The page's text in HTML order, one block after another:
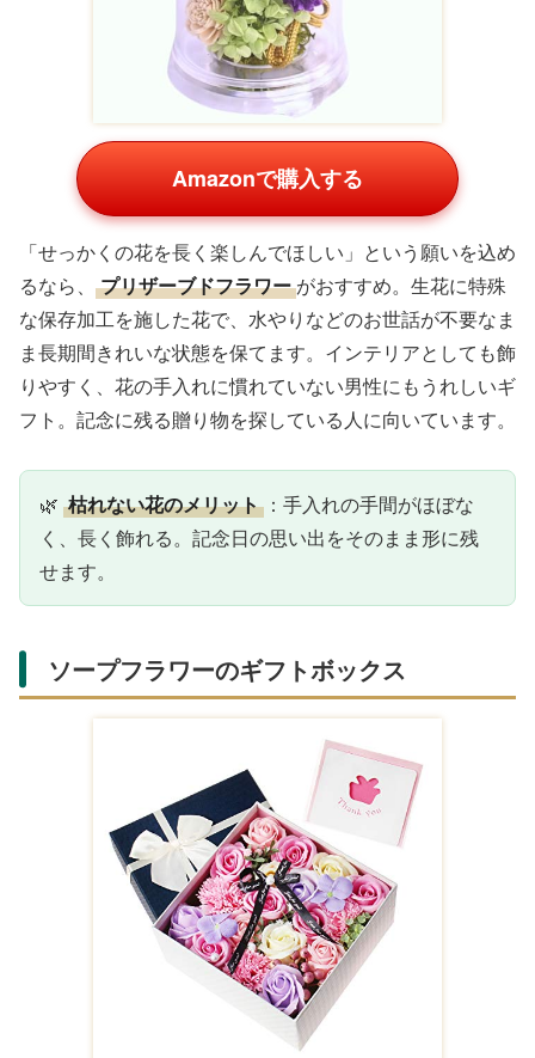
Amazonで購入する
「せっかくの花を長く楽しんでほしい」という願いを込め
るなら、
プリザーブドフラワー がおすすめ。生花に特殊
な保存加工を施した花で、水やりなどのお世話が不要なま
ま長期間きれいな状態を保てます。インテリアとしても飾
りやすく、花の手入れに慣れていない男性にもうれしいギ
フト。記念に残る贈り物を探している人に向いています。
🌿 枯れない花のメリット ：手入れの手間がほぼな
く、長く飾れる。記念日の思い出をそのまま形に残
せます。
ソープフラワーのギフトボックス